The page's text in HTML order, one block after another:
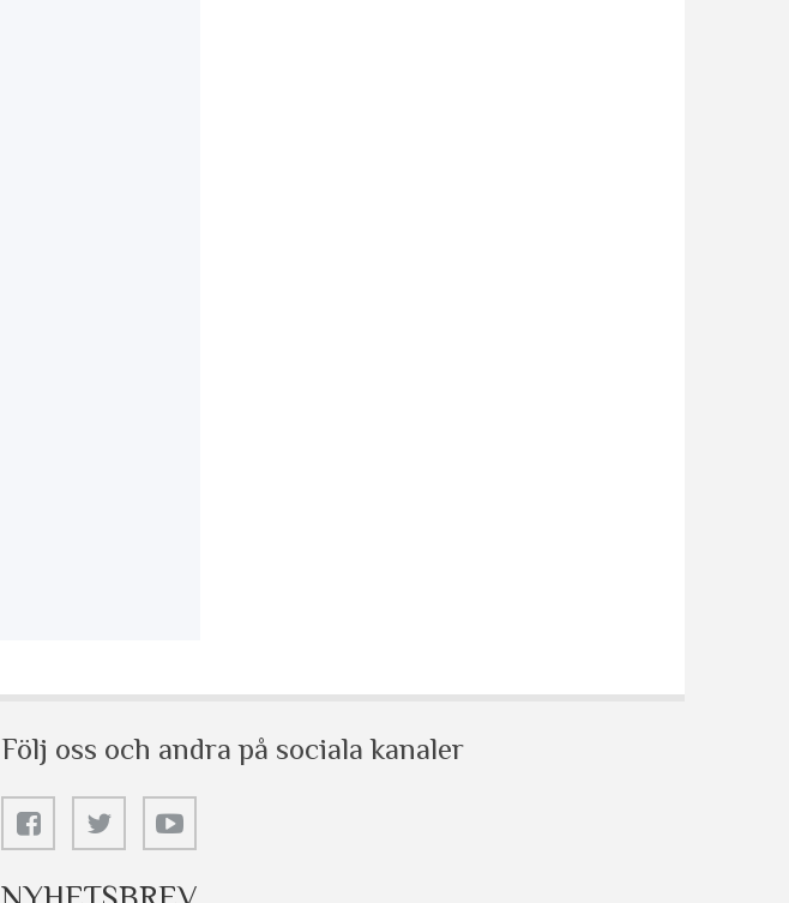
Följ oss och andra på sociala kanaler